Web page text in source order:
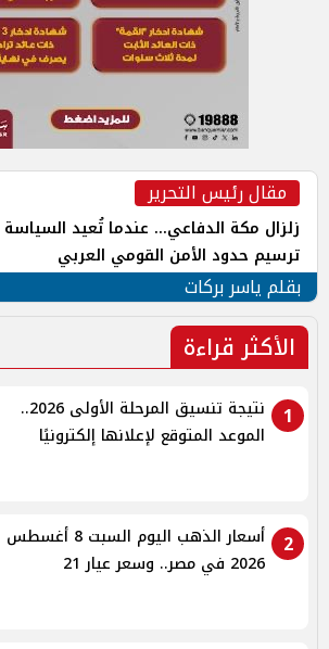
مقال رئيس التحرير
زلزال مكة الدفاعي... عندما تُعيد السياسة
ترسيم حدود الأمن القومي العربي
بقلم ياسر بركات
الأكثر قراءة
1
نتيجة تنسيق المرحلة الأولى 2026..
الموعد المتوقع لإعلانها إلكترونيًا
2
أسعار الذهب اليوم السبت 8 أغسطس
2026 في مصر.. وسعر عيار 21